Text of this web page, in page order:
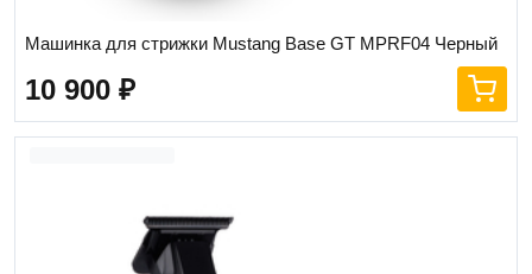
Машинка для стрижки Mustang Base GT MPRF04 Черный
10 900 ₽